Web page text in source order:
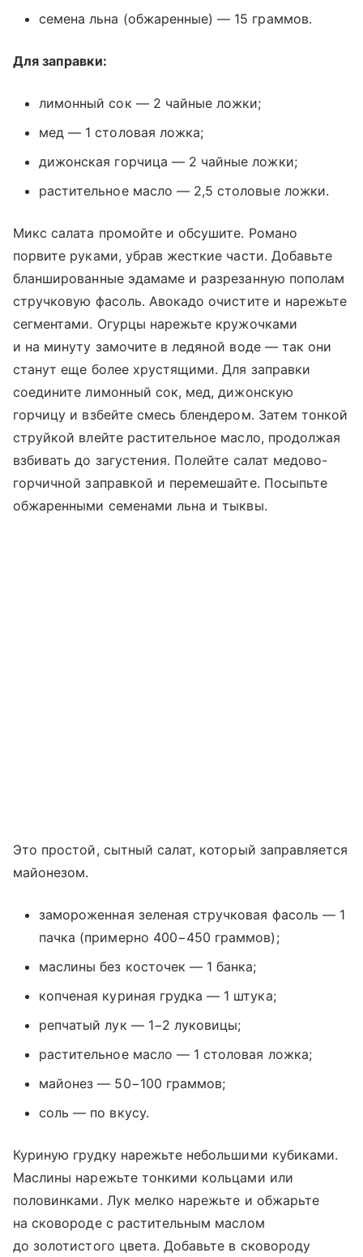
семена льна (обжаренные) — 15 граммов.
Для заправки:
лимонный сок — 2 чайные ложки;
мед — 1 столовая ложка;
дижонская горчица — 2 чайные ложки;
растительное масло — 2,5 столовые ложки.
Микс салата промойте и обсушите. Романо
порвите руками, убрав жесткие части. Добавьте
бланшированные эдамаме и разрезанную пополам
стручковую фасоль. Авокадо очистите и нарежьте
сегментами. Огурцы нарежьте кружочками
и на минуту замочите в ледяной воде — так они
станут еще более хрустящими. Для заправки
соедините лимонный сок, мед, дижонскую
горчицу и взбейте смесь блендером. Затем тонкой
струйкой влейте растительное масло, продолжая
взбивать до загустения. Полейте салат медово-
горчичной заправкой и перемешайте. Посыпьте
обжаренными семенами льна и тыквы.
Это простой, сытный салат, который заправляется
майонезом.
замороженная зеленая стручковая фасоль — 1
пачка (примерно 400−450 граммов);
маслины без косточек — 1 банка;
копченая куриная грудка — 1 штука;
репчатый лук — 1−2 луковицы;
растительное масло — 1 столовая ложка;
майонез — 50−100 граммов;
соль — по вкусу.
Куриную грудку нарежьте небольшими кубиками.
Маслины нарежьте тонкими кольцами или
половинками. Лук мелко нарежьте и обжарьте
на сковороде с растительным маслом
до золотистого цвета. Добавьте в сковороду